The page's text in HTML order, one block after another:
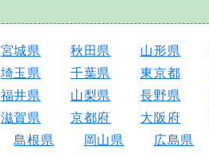
宮城県 秋田県 山形県
埼玉県 千葉県 東京都
福井県 山梨県 長野県
滋賀県 京都府 大阪府
島根県 岡山県 広島県